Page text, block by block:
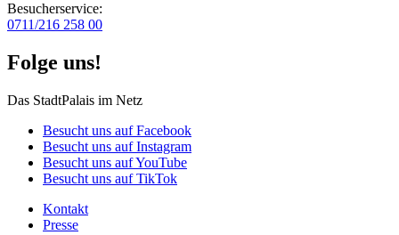
Besucherservice:
0711/216 258 00
Folge uns!
Das StadtPalais im Netz
Besucht uns auf Facebook
Besucht uns auf Instagram
Besucht uns auf YouTube
Besucht uns auf TikTok
Kontakt
Presse